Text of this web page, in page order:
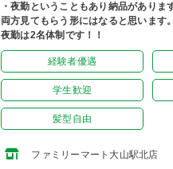
・夜勤ということもあり納品があり
両方見てもらう形にはなると思います。
夜勤は2名体制です！！
経験者優遇
学生歓迎
髪型自由
ファミリーマート大山駅北店